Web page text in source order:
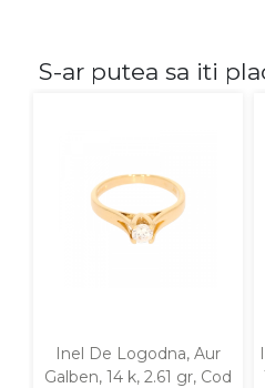
S-ar putea sa iti
Inel De Logodna, Aur
Galben, 14 k, 2.61 gr, Cod